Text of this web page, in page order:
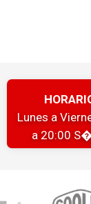
Lunes a
a 20:00